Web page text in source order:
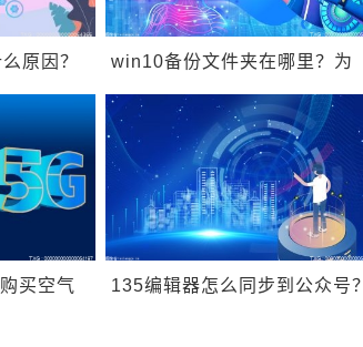
原因？ win10备份文件夹在哪里？为
什么要进行Win10文件备份？
买空气 135编辑器怎么同步到公众号？